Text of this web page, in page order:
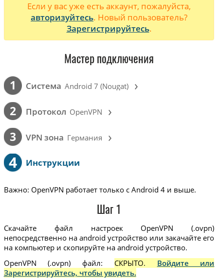
Если у вас уже есть аккаунт, пожалуйста,
авторизуйтесь. Новый пользователь?
Зарегистрируйтесь.
Мастер подключения
1 Cистема Android 7 (Nougat) ›
2 Протокол OpenVPN ›
3 VPN зона Германия ›
4 Инструкции
Важно: OpenVPN работает только с Android 4 и выше.
Шаг 1
Скачайте файл настроек OpenVPN (.ovpn)
непосредственно на android устройство или закачайте его
на компьютер и скопируйте на android устройство.
OpenVPN (.ovpn) файл:
СКРЫТО. Войдите или
Зарегистрируйтесь, чтобы увидеть.